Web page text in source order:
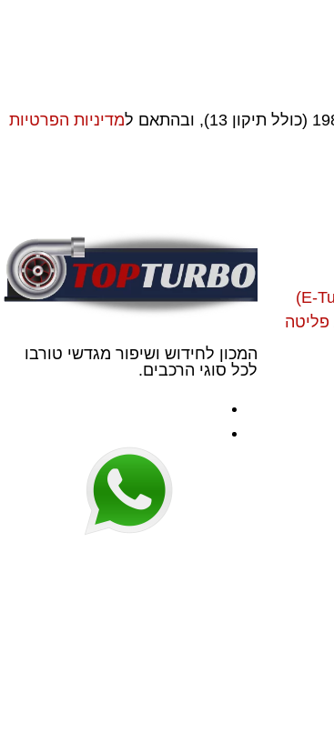
מדיניות הפרטיות
פליטה
המכון לחידוש ושיפור מגדשי טורבו
לכל סוגי הרכבים.